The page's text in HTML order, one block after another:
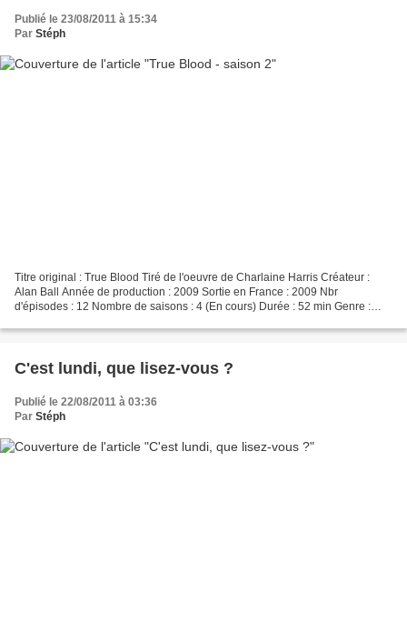
Publié le 23/08/2011 à 15:34
Par Stéph
Titre original : True Blood Tiré de l'oeuvre de Charlaine Harris Créateur :
Alan Ball Année de production : 2009 Sortie en France : 2009 Nbr
d'épisodes : 12 Nombre de saisons : 4 (En cours) Durée : 52 min Genre :
C'est lundi, que lisez-vous ?
Publié le 22/08/2011 à 03:36
Par Stéph